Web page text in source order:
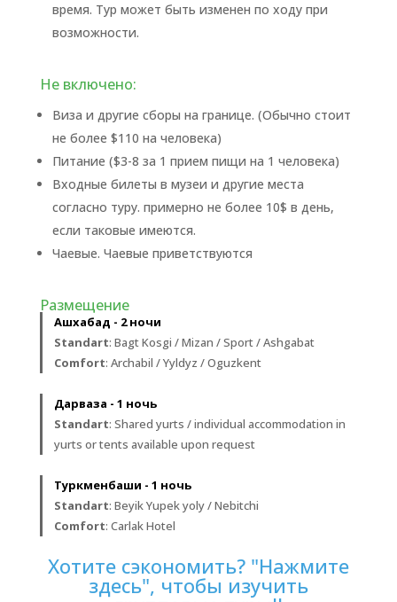
время. Тур может быть изменен по ходу при
возможности.
Не включено:
Виза и другие сборы на границе. (Обычно стоит
не более $110 на человека)
Питание ($3-8 за 1 прием пищи на 1 человека)
Входные билеты в музеи и другие места
согласно туру. примерно не более 10$ в день,
если таковые имеются.
Чаевые. Чаевые приветствуются
Размещение
Ашхабад - 2 ночи
Standart: Bagt Kosgi / Mizan / Sport / Ashgabat
Comfort: Archabil / Yyldyz / Oguzkent
Дарваза - 1 ночь
Standart: Shared yurts / individual accommodation in
yurts or tents available upon request
Туркменбаши - 1 ночь
Standart: Beyik Yupek yoly / Nebitchi
Comfort: Carlak Hotel
Хотите сэкономить? "Нажмите
здесь", чтобы изучить